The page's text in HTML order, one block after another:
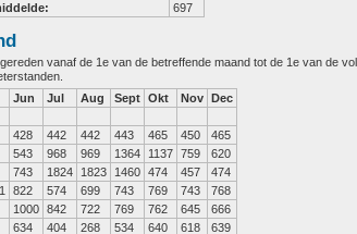
697
vanaf de 1e van de betreffende maand tot de 1e van de
Jun Jul Aug Sept Okt Nov Dec
428 442 442 443 465 450
465
543 968 969 1364 1137 759
620
743 1824 1823 1460 474 457
474
822 574 699 743 769 743
768
1000 842 722 769 762 645
666
634 404 268 534 640 618 639